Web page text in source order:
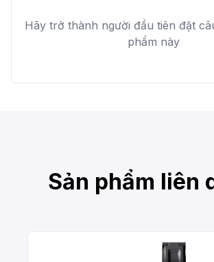
Hãy trở thành người đầu tiên đặt
phẩm này
Sản phẩm liên